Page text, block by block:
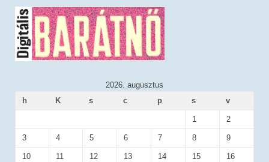
2026. augusztus
h
K s c p s v
1 2
3 4 5 6 7 8 9
10 11 12 13 14 15 16